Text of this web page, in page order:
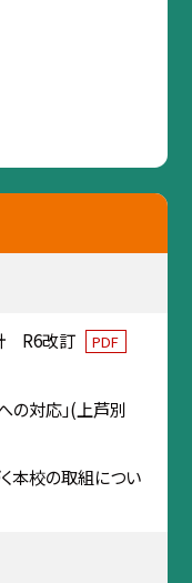
R6改訂 PDF
の対応」(上芦別
本校の取組につい